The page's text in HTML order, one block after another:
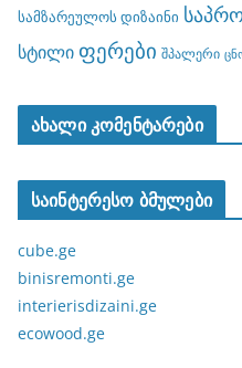
სამზარეულოს დიზაინი
სტილი ფერები შპალერი
ახალი კომენტარები
საინტერესო ბმულები
cube.ge
binisremonti.ge
interierisdizaini.ge
ecowood.ge